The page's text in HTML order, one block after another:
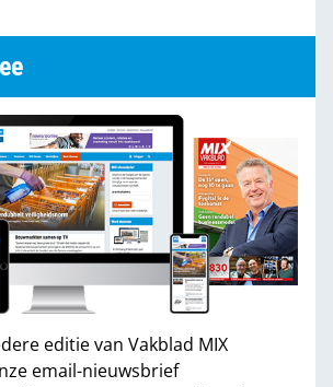
editie van Vakblad MIX
email-nieuwsbrief